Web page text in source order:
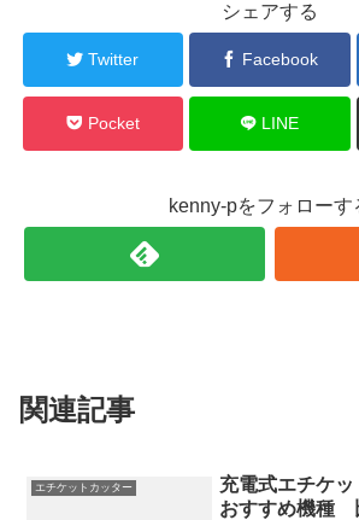
シェアする
Twitter Facebook
Pocket LINE
kenny-pをフォローす
関連記事
エチケットカッター
充電式エチケ
おすすめ機種